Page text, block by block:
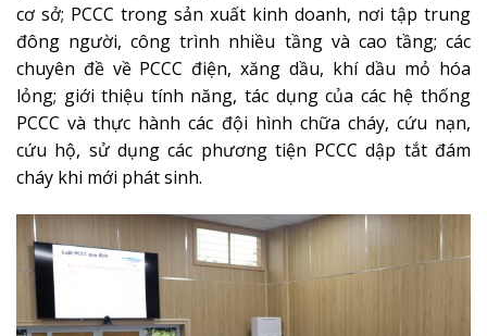
cơ sở; PCCC trong sản xuất kinh doanh, nơi tập trung
đông người, công trình nhiều tầng và cao tầng; các
chuyên đề về PCCC điện, xăng dầu, khí dầu mỏ hóa
lỏng; giới thiệu tính năng, tác dụng của các hệ thống
PCCC và thực hành các đội hình chữa cháy, cứu nạn,
cứu hộ, sử dụng các phương tiện PCCC dập tắt đám
cháy khi mới phát sinh.